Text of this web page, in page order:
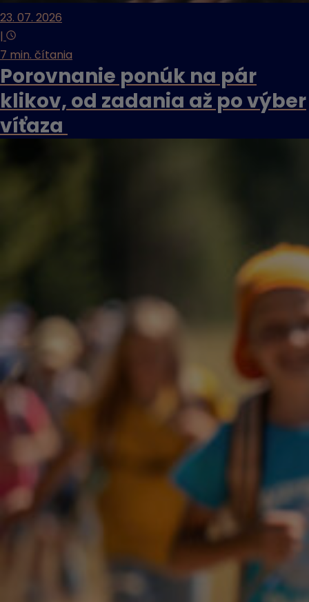
23. 07. 2026
|
7 min. čítania
Porovnanie ponúk na pár
klikov, od zadania až po výber
víťaza